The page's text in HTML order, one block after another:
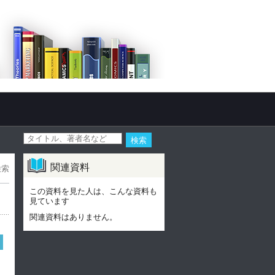
関連資料
この資料を見た人は、こんな資料も
見ています
関連資料はありません。